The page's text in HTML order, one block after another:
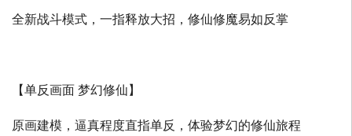
全新战斗模式，一指释放大招，修仙修魔易如反掌
【单反画面 梦幻修仙】
原画建模，逼真程度直指单反，体验梦幻的修仙旅程